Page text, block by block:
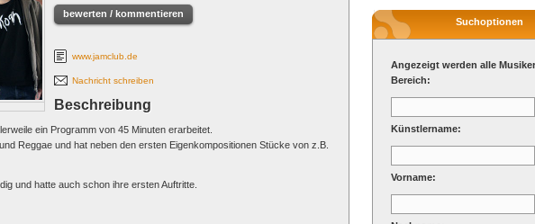
bewerten / kommentieren
www.jamclub.de
Nachricht schreiben
Beschreibung
ein Programm von 45 Minuten erarbeitet.
Reggae und hat neben den ersten Eigenkompositionen Stücke von z.B.
und hatte auch schon ihre ersten Auftritte.
Suchoptionen
Angezeigt werden alle
Bereich:
Künstlername:
Vorname: